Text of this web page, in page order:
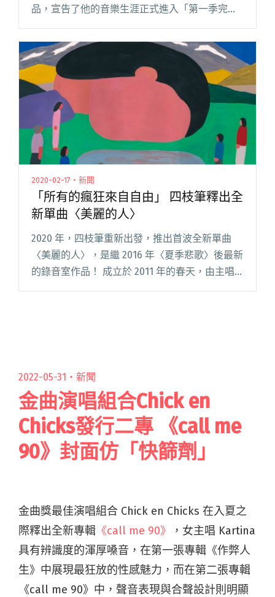
品，宣告了他的音樂生涯正式進入「第一季完
急於推出商業大作，反而選擇駐足回望，將當年
僅閱讀全文 "someshiit山姆全新重製EP《那些》
攜手我是機車少女打造代表作〈那些勸我別抽菸
的人都死了〉"
2020-02-17・新聞
「所有的瘋狂來自自由」 四枝筆釋出全
新單曲〈美麗的人〉
2020 年，四枝筆重新出發，推出首波全新單曲
〈美麗的人〉，是繼 2016 年〈夏季悲歌〉後最新
的錄音室作品！ 成立於 2011 年的春天，由主唱
小四、鍵盤手咨咨、吉他手Bibo三人所組成，以
2022-05-31・ 新聞
金曲演唱組合Chick en
Chicks發行二專 《call me
90》封面仿「快篩劑」
金曲獎最佳演唱組合 Chick en Chicks 在入夏之
際釋出全新專輯 《call me 90》 ， 女主唱 Kartina
具有辨識度的渾厚嗓音，在第一張專輯《作弊人
生》中展現最狂放的性感魅力，而在第二張專輯
《call me 90》中，聲音表現與合聲設計則明顯